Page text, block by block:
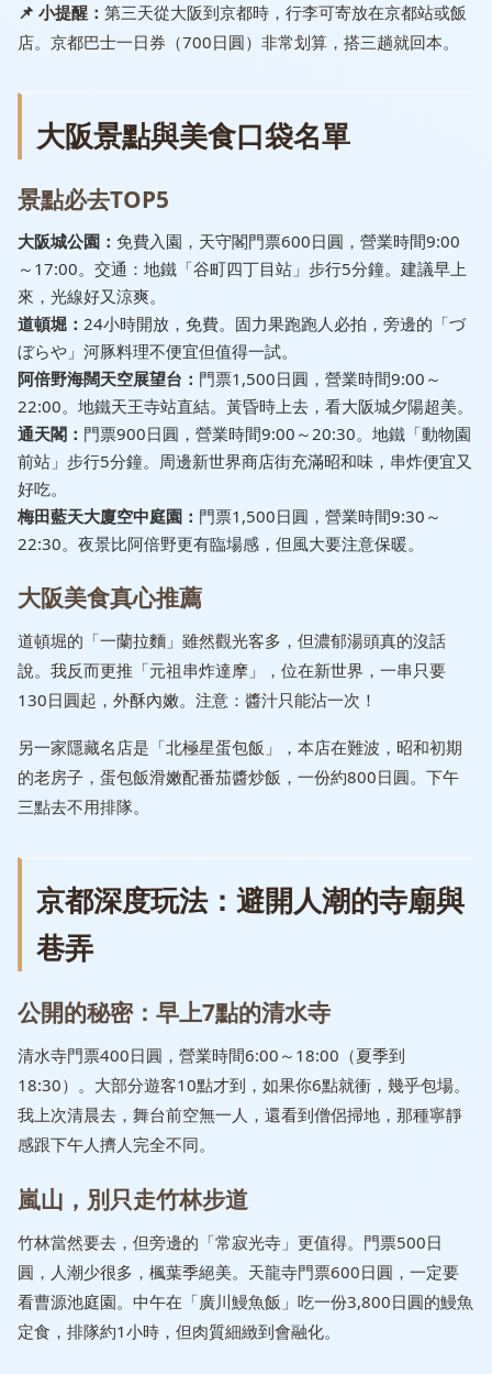
📌 小提醒： 第三天從大阪到京都時，行李可寄放在京都站或飯
店。京都巴士一日券（700日圓）非常划算，搭三趟就回本。
大阪景點與美食口袋名單
景點必去TOP5
大阪城公園： 免費入園，天守閣門票600日圓，營業時間9:00
～17:00。交通：地鐵「谷町四丁目站」步行5分鐘。建議早上
來，光線好又涼爽。
道頓堀： 24小時開放，免費。固力果跑跑人必拍，旁邊的「づ
ぼらや」河豚料理不便宜但值得一試。
阿倍野海闊天空展望台： 門票1,500日圓，營業時間9:00～
22:00。地鐵天王寺站直結。黃昏時上去，看大阪城夕陽超美。
通天閣： 門票900日圓，營業時間9:00～20:30。地鐵「動物園
前站」步行5分鐘。周邊新世界商店街充滿昭和味，串炸便宜又
好吃。
梅田藍天大廈空中庭園： 門票1,500日圓，營業時間9:30～
22:30。夜景比阿倍野更有臨場感，但風大要注意保暖。
大阪美食真心推薦
道頓堀的「一蘭拉麵」雖然觀光客多，但濃郁湯頭真的沒話
說。我反而更推「元祖串炸達摩」，位在新世界，一串只要
130日圓起，外酥內嫩。注意：醬汁只能沾一次！
另一家隱藏名店是「北極星蛋包飯」，本店在難波，昭和初期
的老房子，蛋包飯滑嫩配番茄醬炒飯，一份約800日圓。下午
三點去不用排隊。
京都深度玩法：避開人潮的寺廟與
巷弄
公開的秘密：早上7點的清水寺
清水寺門票400日圓，營業時間6:00～18:00（夏季到
18:30）。大部分遊客10點才到，如果你6點就衝，幾乎包場。
我上次清晨去，舞台前空無一人，還看到僧侶掃地，那種寧靜
感跟下午人擠人完全不同。
嵐山，別只走竹林步道
竹林當然要去，但旁邊的「常寂光寺」更值得。門票500日
圓，人潮少很多，楓葉季絕美。天龍寺門票600日圓，一定要
看曹源池庭園。中午在「廣川鰻魚飯」吃一份3,800日圓的鰻魚
定食，排隊約1小時，但肉質細緻到會融化。